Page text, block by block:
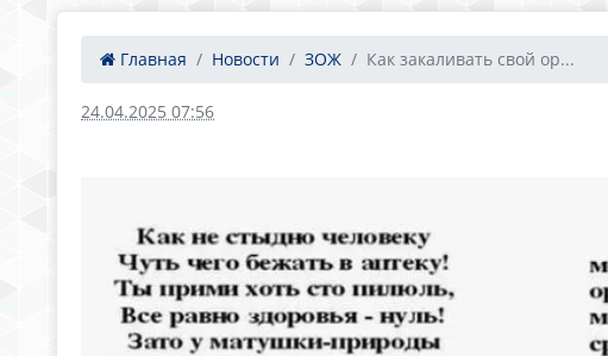
Главная Новости ЗОЖ Как закаливать свой ор...
24.04.2025 07:56